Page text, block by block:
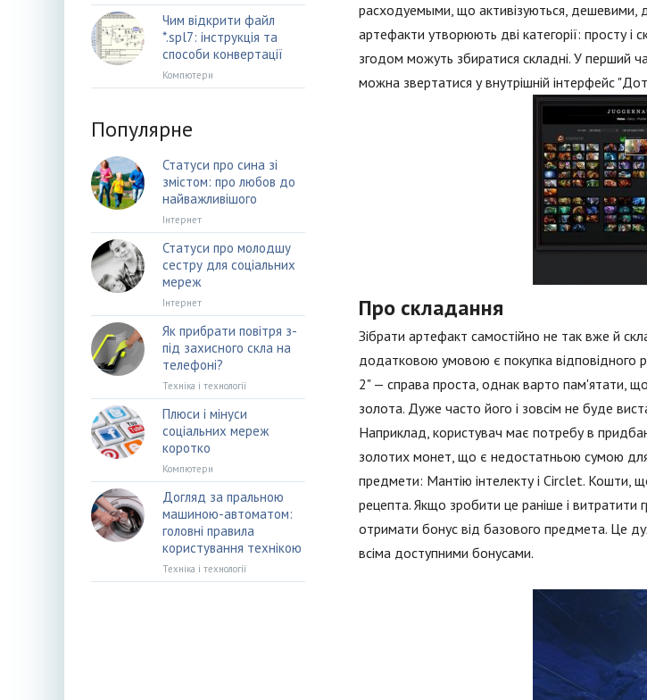
расходуемыми, що активізуються, дешевими,
артефакти утворюють дві категорії: просту і
згодом можуть збиратися складні. У перший
можна звертатися у внутрішній інтерфейс
Про складання
Зібрати артефакт самостійно не так вже й
додатковою умовою є покупка відповідного
2" — справа проста, однак варто пам'ятати,
золота. Дуже часто його і зовсім не буде
Наприклад, користувач має потребу в
золотих монет, що є недостатньою сумою для
предмети: Мантію інтелекту і Circlet. Кошти,
рецепта. Якщо зробити це раніше і
отримати бонус від базового предмета. Це
всіма доступними бонусами.
Чим відкрити файл
*.spl7: інструкція та
способи конвертації
Компютери
Популярне
Статуси про сина зі
змістом: про любов до
найважливішого
Інтернет
Статуси про молодшу
сестру для соціальних
мереж
Інтернет
Як прибрати повітря з-
під захисного скла на
телефоні?
Техніка і технології
Плюси і мінуси
соціальних мереж
коротко
Компютери
Догляд за пральною
машиною-автоматом:
головні правила
користування технікою
Техніка і технології